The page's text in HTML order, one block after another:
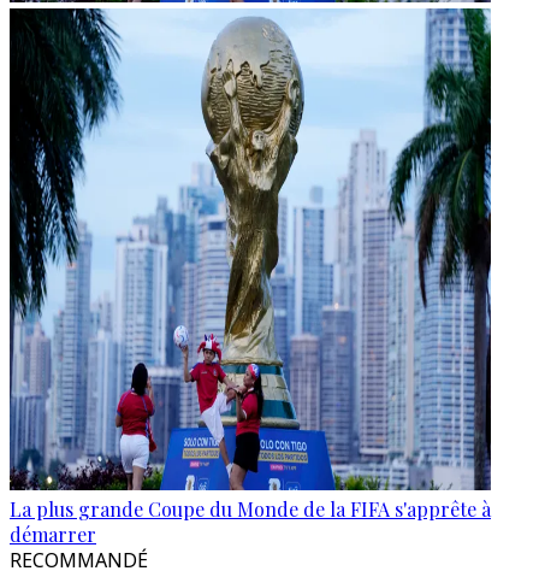
La plus grande Coupe du Monde de la FIFA s'apprête à
démarrer
RECOMMANDÉ